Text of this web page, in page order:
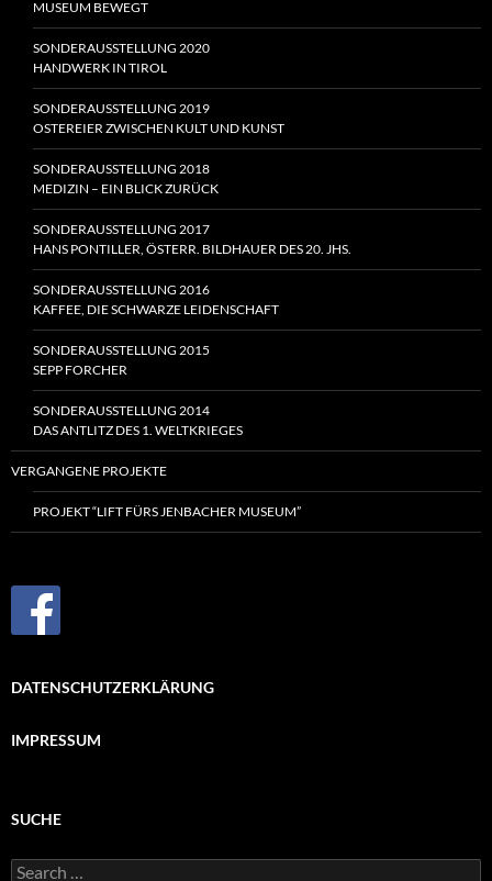
MUSEUM BEWEGT
SONDERAUSSTELLUNG 2020
HANDWERK IN TIROL
SONDERAUSSTELLUNG 2019
OSTEREIER ZWISCHEN KULT UND KUNST
SONDERAUSSTELLUNG 2018
MEDIZIN – EIN BLICK ZURÜCK
SONDERAUSSTELLUNG 2017
HANS PONTILLER, ÖSTERR. BILDHAUER DES 20. JHS.
SONDERAUSSTELLUNG 2016
KAFFEE, DIE SCHWARZE LEIDENSCHAFT
SONDERAUSSTELLUNG 2015
SEPP FORCHER
SONDERAUSSTELLUNG 2014
DAS ANTLITZ DES 1. WELTKRIEGES
VERGANGENE PROJEKTE
PROJEKT “LIFT FÜRS JENBACHER MUSEUM”
DATENSCHUTZERKLÄRUNG
IMPRESSUM
SUCHE
Search